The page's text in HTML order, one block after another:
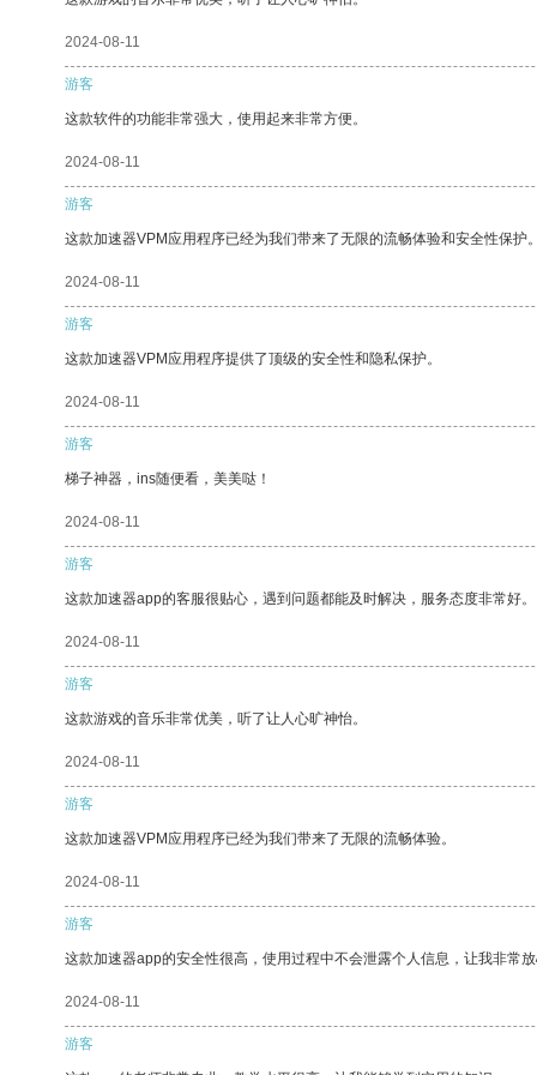
2024-08-11
游客
这款软件的功能非常强大，使用起来非常方便。
2024-08-11
游客
这款加速器VPM应用程序已经为我们带来了无限的流畅体验和安全性保护
2024-08-11
游客
这款加速器VPM应用程序提供了顶级的安全性和隐私保护。
2024-08-11
游客
梯子神器，ins随便看，美美哒！
2024-08-11
游客
这款加速器app的客服很贴心，遇到问题都能及时解决，服务态度非常好。
2024-08-11
游客
这款游戏的音乐非常优美，听了让人心旷神怡。
2024-08-11
游客
这款加速器VPM应用程序已经为我们带来了无限的流畅体验。
2024-08-11
游客
这款加速器app的安全性很高，使用过程中不会泄露个人信息，让我非常
2024-08-11
游客